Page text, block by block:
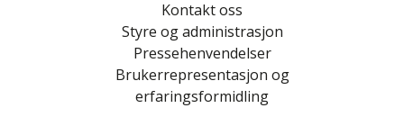
Kontakt oss
Styre og administrasjon
Pressehenvendelser
Brukerrepresentasjon og
erfaringsformidling